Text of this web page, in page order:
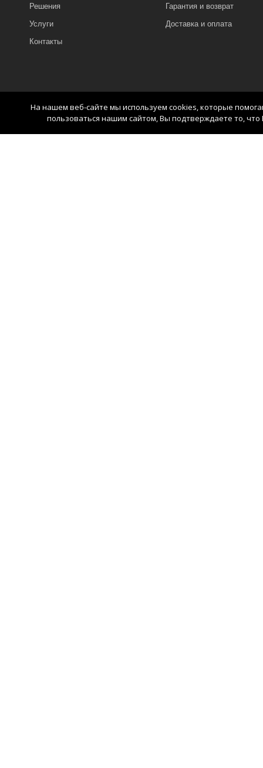
Решения
Услуги
Контакты
Гарантия и возврат
Доставка и оплата
На нашем веб-сайте мы используем cookies, которые
пользоваться нашим сайтом, Вы подтверждаете то,